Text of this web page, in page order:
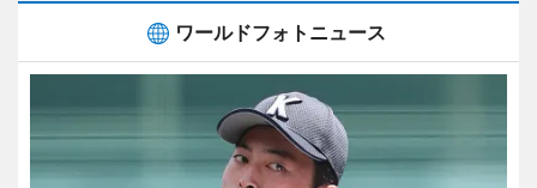
ワールドフォトニュース